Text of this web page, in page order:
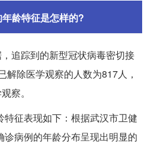
龄特征是怎样的?
追踪到的新型冠状病毒密切接
解除医学观察的人数为817人，
察。
特征表现如下：根据武汉市卫健
病例的年龄分布呈现出明显的